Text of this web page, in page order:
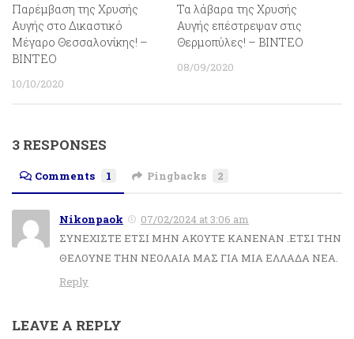
Παρέμβαση της Χρυσής
Αυγής στο Δικαστικό
Μέγαρο Θεσσαλονίκης! –
BINTEO
10/10/2020
Τα λάβαρα της Χρυσής
Αυγής επέστρεψαν στις
Θερμοπύλες! – ΒΙΝΤΕΟ
08/09/2020
3 RESPONSES
Comments 1 Pingbacks 2
Nikonpaok
07/02/2024 at 3:06 am
ΣΥΝΕΧΙΣΤΕ ΕΤΣΙ ΜΗΝ ΑΚΟΥΤΕ ΚΑΝΕΝΑΝ .ΕΤΣΙ ΤΗΝ
ΘΕΛΟΥΝΕ ΤΗΝ ΝΕΟΛΑΙΑ ΜΑΣ ΓΙΑ ΜΙΑ ΕΛΛΑΔΑ ΝΕΑ.
Reply
LEAVE A REPLY